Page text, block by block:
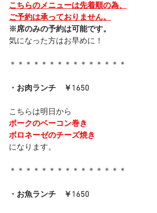
こちらのメニューは先着順の為、
ご予約は承っておりません。
※席のみの予約は可能です。
気になった方はお早めに！
＊＊＊＊＊＊＊＊＊＊＊＊＊＊＊
・お肉ランチ　￥1650
こちらは明日から
ポークのベーコン巻き
ボロネーゼのチーズ焼き
になります。
＊＊＊＊＊＊＊＊＊＊＊＊＊＊＊
・お魚ランチ　￥1650